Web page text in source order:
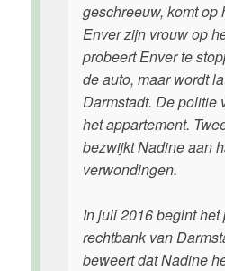
geschreeuw, komt op
Enver zijn vrouw op
probeert Enver te
de auto, maar wordt
Darmstadt. De politie
het appartement.
bezwijkt Nadine aan
verwondingen.
In juli 2016 begint
rechtbank van
beweert dat Nadine